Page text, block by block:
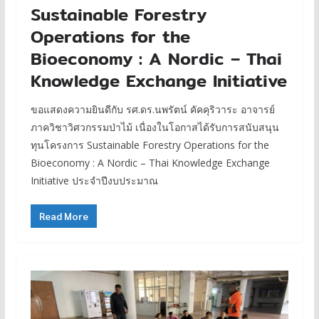
Sustainable Forestry
Operations for the
Bioeconomy : A Nordic – Thai
Knowledge Exchange Initiative
ขอแสดงความยินดีกับ รศ.ดร.นพรัตน์ คัคคุริวาระ อาจารย์
ภาควิชาวิศวกรรมป่าไม้ เนื่องในโอกาสได้รับการสนับสนุน
ทุนโครงการ Sustainable Forestry Operations for the
Bioeconomy : A Nordic – Thai Knowledge Exchange
Initiative ประจำปีงบประมาณ
Read More